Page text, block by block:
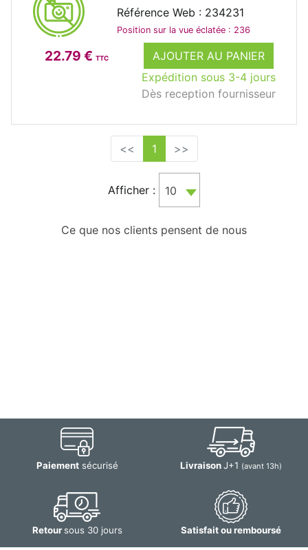
22.79 € TTC
AJOUTER AU PANIER
Expédition sous 3-4 jours
Dès reception fournisseur
Référence Web : 234231
Position sur la vue éclatée : 236
<< 1 >>
Afficher : 10
Ce que nos clients pensent de nous
Paiementsécurisé LivraisonJ+1 (avant 13h)
Retoursous 30 jours Satisfait ou remboursé